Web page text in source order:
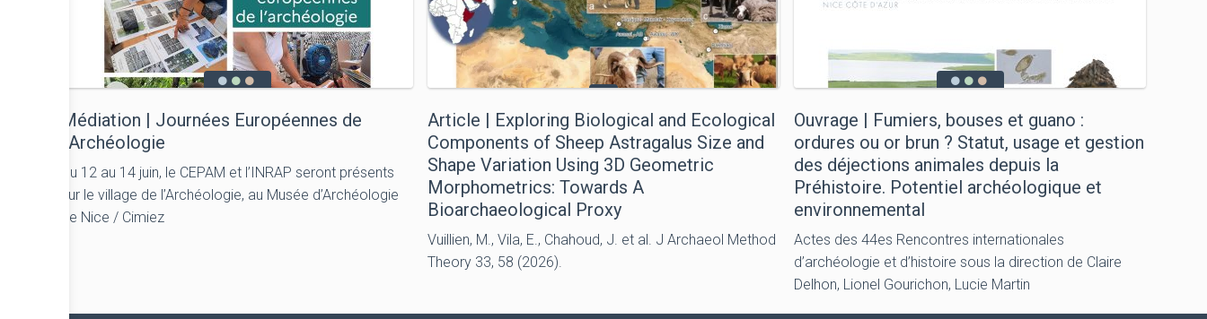
Médiation | Journées Européennes de
l’Archéologie
Du 12 au 14 juin, le CEPAM et l’INRAP seront présents
sur le village de l’Archéologie, au Musée d’Archéologie
de Nice / Cimiez
Article | Exploring Biological and Ecological
Components of Sheep Astragalus Size and
Shape Variation Using 3D Geometric
Morphometrics: Towards A
Bioarchaeological Proxy
Vuillien, M., Vila, E., Chahoud, J. et al. J Archaeol Method
Theory 33, 58 (2026).
Ouvrage | Fumiers, bouses et guano :
ordures ou or brun ? Statut, usage et gestion
des déjections animales depuis la
Préhistoire. Potentiel archéologique et
environnemental
Actes des 44es Rencontres internationales
d’archéologie et d’histoire sous la direction de Claire
Delhon, Lionel Gourichon, Lucie Martin